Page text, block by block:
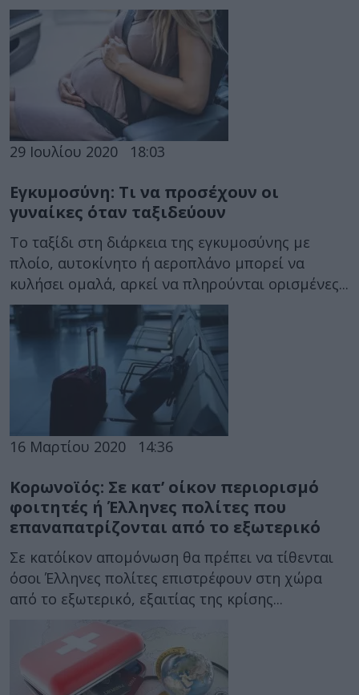
29 Ιουλίου 2020 18:03
Εγκυμοσύνη: Τι να προσέχουν οι
γυναίκες όταν ταξιδεύουν
Το ταξίδι στη διάρκεια της εγκυμοσύνης με
πλοίο, αυτοκίνητο ή αεροπλάνο μπορεί να
κυλήσει ομαλά, αρκεί να πληρούνται ορισμένες...
16 Μαρτίου 2020 14:36
Κορωνοϊός: Σε κατ’ οίκον περιορισμό
φοιτητές ή Έλληνες πολίτες που
επαναπατρίζονται από το εξωτερικό
Σε κατ΄οίκον απομόνωση θα πρέπει να τίθενται
όσοι Έλληνες πολίτες επιστρέφουν στη χώρα
από το εξωτερικό, εξαιτίας της κρίσης...